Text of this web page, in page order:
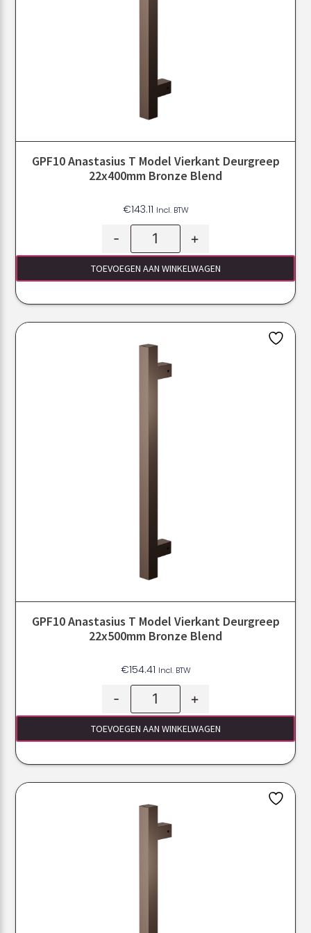
GPF10 Anastasius T Model Vierkant Deurgreep
22x400mm Bronze Blend
€143.11 Incl. BTW
- +
TOEVOEGEN AAN WINKELWAGEN
GPF10 Anastasius T Model Vierkant Deurgreep
22x500mm Bronze Blend
€154.41 Incl. BTW
- +
TOEVOEGEN AAN WINKELWAGEN